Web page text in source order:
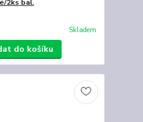
2ks bal.
Skladem
do košíku